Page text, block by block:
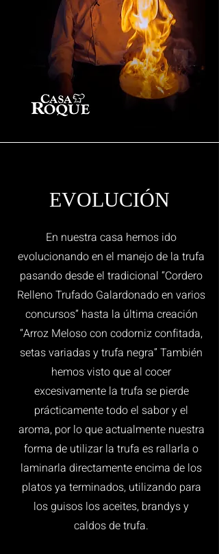
EVOLUCIÓN
En nuestra casa hemos ido
evolucionando en el manejo de la trufa
pasando desde el tradicional “Cordero
Relleno Trufado Galardonado en varios
concursos” hasta la última creación
“Arroz Meloso con codorniz confitada,
setas variadas y trufa negra” También
hemos visto que al cocer
excesivamente la trufa se pierde
prácticamente todo el sabor y el
aroma, por lo que actualmente nuestra
forma de utilizar la trufa es rallarla o
laminarla directamente encima de los
platos ya terminados, utilizando para
los guisos los aceites, brandys y
caldos de trufa.